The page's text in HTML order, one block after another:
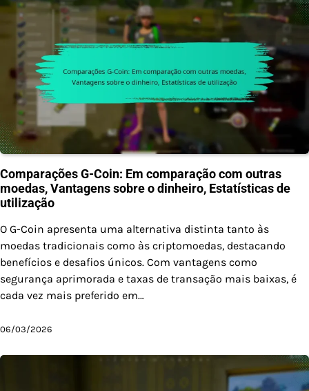
Comparações G-Coin: Em comparação com outras
moedas, Vantagens sobre o dinheiro, Estatísticas de
utilização
O G-Coin apresenta uma alternativa distinta tanto às
moedas tradicionais como às criptomoedas, destacando
benefícios e desafios únicos. Com vantagens como
segurança aprimorada e taxas de transação mais baixas, é
cada vez mais preferido em…
06/03/2026